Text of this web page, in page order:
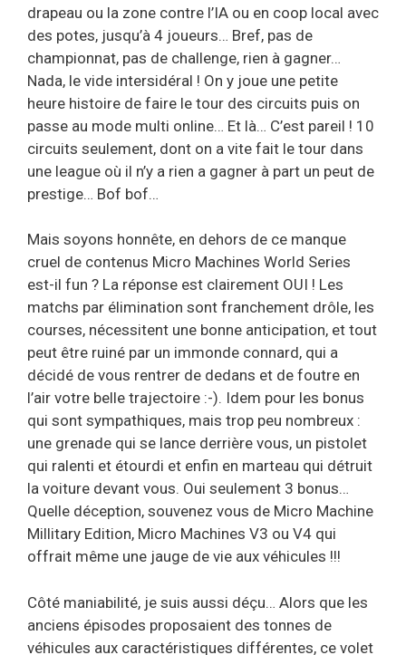
drapeau ou la zone contre l’IA ou en coop local avec
des potes, jusqu’à 4 joueurs… Bref, pas de
championnat, pas de challenge, rien à gagner…
Nada, le vide intersidéral ! On y joue une petite
heure histoire de faire le tour des circuits puis on
passe au mode multi online… Et là… C’est pareil ! 10
circuits seulement, dont on a vite fait le tour dans
une league où il n’y a rien a gagner à part un peut de
prestige… Bof bof…
Mais soyons honnête, en dehors de ce manque
cruel de contenus Micro Machines World Series
est-il fun ? La réponse est clairement OUI ! Les
matchs par élimination sont franchement drôle, les
courses, nécessitent une bonne anticipation, et tout
peut être ruiné par un immonde connard, qui a
décidé de vous rentrer de dedans et de foutre en
l’air votre belle trajectoire :-). Idem pour les bonus
qui sont sympathiques, mais trop peu nombreux :
une grenade qui se lance derrière vous, un pistolet
qui ralenti et étourdi et enfin en marteau qui détruit
la voiture devant vous. Oui seulement 3 bonus…
Quelle déception, souvenez vous de Micro Machine
Millitary Edition, Micro Machines V3 ou V4 qui
offrait même une jauge de vie aux véhicules !!!
Côté maniabilité, je suis aussi déçu… Alors que les
anciens épisodes proposaient des tonnes de
véhicules aux caractéristiques différentes, ce volet